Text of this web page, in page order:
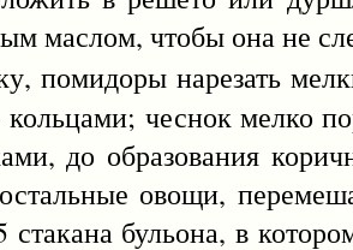
маслом, чтобы она не
помидоры нарезать
чеснок мелко
до образования
овощи,
бульона, в